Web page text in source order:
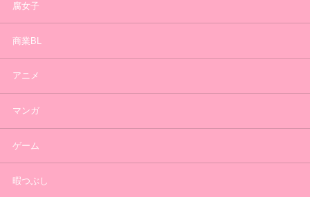
腐女子
商業BL
アニメ
マンガ
ゲーム
暇つぶし